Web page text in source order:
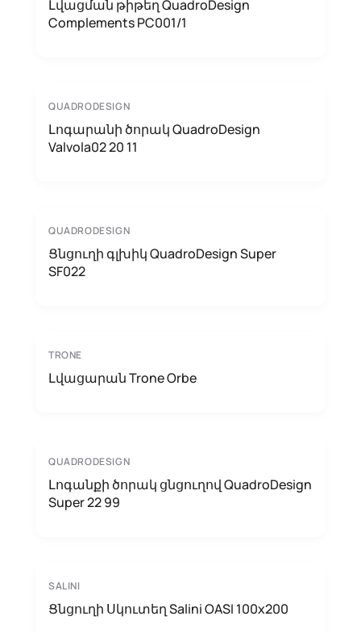
Լվացման թիթեղ QuadroDesign
Complements PC001/1
QUADRODESIGN
Լոգարանի ծորակ QuadroDesign
Valvola02 20 11
QUADRODESIGN
Ցնցուղի գլխիկ QuadroDesign Super
SF022
TRONE
Լվացարան Trone Orbe
QUADRODESIGN
Լոգանքի ծորակ ցնցուղով QuadroDesign
Super 22 99
SALINI
Ցնցուղի Սկուտեղ Salini OASI 100x200